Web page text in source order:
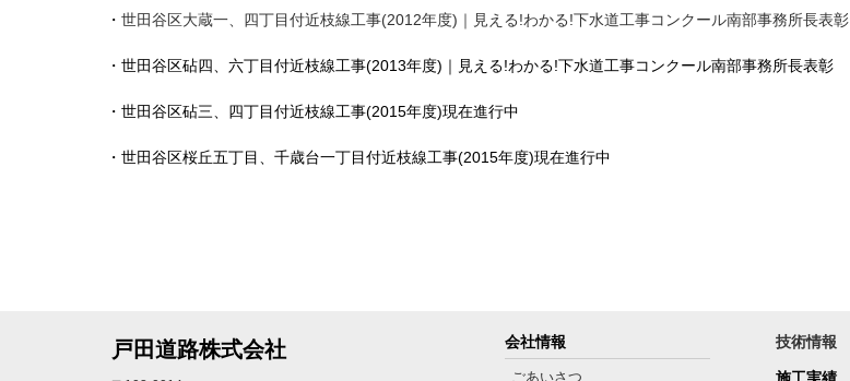
・ 世田谷区大蔵一、四丁目付近枝線工事(2012年度)｜見える!わかる!下水道工事コンクール南部事務所長表彰
・世田谷区砧四、六丁目付近枝線工事(2013年度)｜見える!わかる!下水道工事コンクール南部事務所長表彰
・世田谷区砧三、四丁目付近枝線工事(2015年度)現在進行中
・世田谷区桜丘五丁目、千歳台一丁目付近枝線工事(2015年度)現在進行中
戸田道路株式会社 会社情報
ごあいさつ
技術情報